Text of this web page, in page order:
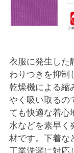
衣服に発生した
わりつきを抑制
乾燥機による縮
やく吸い取るの
ても快適な着心
水などを素早く
材です。下着な
工業洗濯に対応